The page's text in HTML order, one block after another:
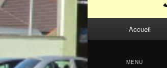
Accueil
MENU